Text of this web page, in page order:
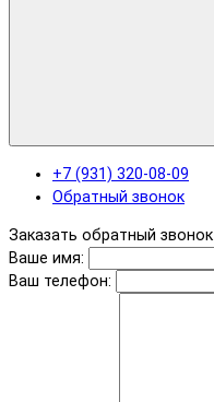
+7 (931) 320-08-09
Обратный звонок
Заказать обратный звонок
Ваше имя:
Ваш телефон: